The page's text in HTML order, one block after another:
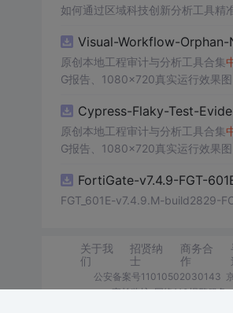
如何通过区域科技创新分析工具精
Visual-Workflow-Orphan-
原创本地工程审计与分析工具合集
G报告、1080×720真实运行效果
源码、Logo、官方截图、论文、生
Cypress-Flaky-Test-
原创本地工程审计与分析工具合集
G报告、1080×720真实运行效果
源码、Logo、官方截图、论文、生
FortiGate-v7.4.9-FGT-
FGT_601E-v7.4.9.M-build2829-
关于我
们
招贤纳
士
商务合
作
公安备案号11010502030143
家长监护 网络110报警服务